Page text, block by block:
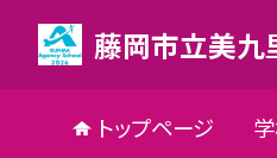
藤岡市立美九
トップページ